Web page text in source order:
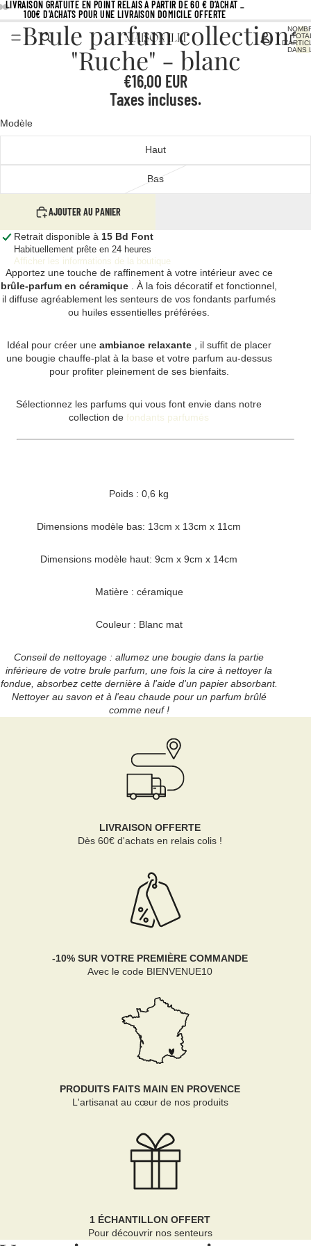
LIVRAISON GRATUITE EN POINT RELAIS À PARTIR DE 60 € D’ACHAT _
100€ D'ACHATS POUR UNE LIVRAISON DOMICILE OFFERTE
DANS
Brule parfum collection
"Ruche" - blanc
€16,00 EUR
Taxes incluses.
Modèle
Haut
Bas
AJOUTER AU PANIER
Retrait disponible à 15 Bd Font
Habituellement prête en 24 heures
Afficher les informations de la boutique
Apportez une touche de raffinement à votre intérieur avec ce
brûle-parfum en céramique . À la fois décoratif et fonctionnel,
il diffuse agréablement les senteurs de vos fondants parfumés
ou huiles essentielles préférées.
Idéal pour créer une ambiance relaxante, il suffit de placer
une bougie chauffe-plat à la base et votre parfum au-dessus
pour profiter pleinement de ses bienfaits.
Sélectionnez les parfums qui vous font envie dans notre
collection de fondants parfumés
Poids : 0,6 kg
Dimensions modèle bas: 13cm x 13cm x 11cm
Dimensions modèle haut: 9cm x 9cm x 14cm
Matière : céramique
Couleur : Blanc mat
Conseil de nettoyage : allumez une bougie dans la partie
inférieure de votre brule parfum, une fois la cire à nettoyer la
fondue, absorbez cette dernière à l'aide d'un papier absorbant.
Nettoyer au savon et à l'eau chaude pour un parfum brûlé
comme neuf !
LIVRAISON OFFERTE
Dès 60€ d'achats en relais colis !
-10% SUR VOTRE PREMIÈRE COMMANDE
Avec le code BIENVENUE10
PRODUITS FAITS MAIN EN PROVENCE
L'artisanat au cœur de nos produits
1 ÉCHANTILLON OFFERT
Pour découvrir nos senteurs